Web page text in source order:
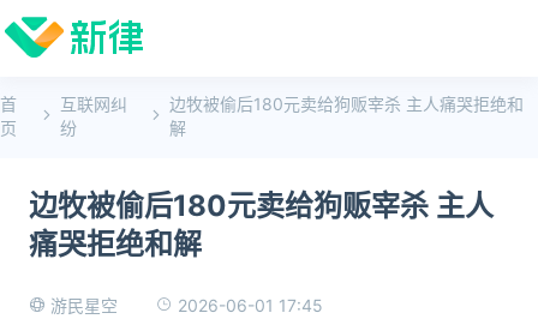
首
页
互联网纠
纷
边牧被偷后180元卖给狗贩宰杀 主人痛哭拒绝和
解
边牧被偷后180元卖给狗贩宰杀 主人
痛哭拒绝和解
游民星空 2026-06-01 17:45